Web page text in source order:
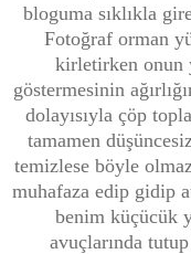
bloguma sıklıkla
Fotoğraf orman
kirletirken onun
göstermesinin
dolayısıyla çöp
tamamen
temizlese böyle
muhafaza edip gidip
benim küçücük
avuçlarında